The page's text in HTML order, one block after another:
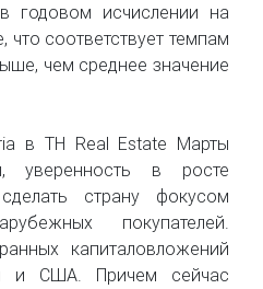
годовом исчислении на
что соответствует темпам
чем среднее значение
в TH Real Estate Марты
уверенность в росте
страну фокусом
покупателей.
капиталовложений
и США. Причем сейчас